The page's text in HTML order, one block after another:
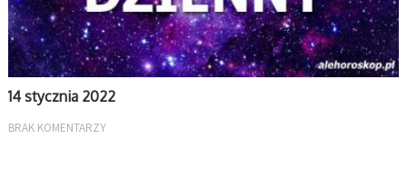
14 stycznia 2022
BRAK KOMENTARZY